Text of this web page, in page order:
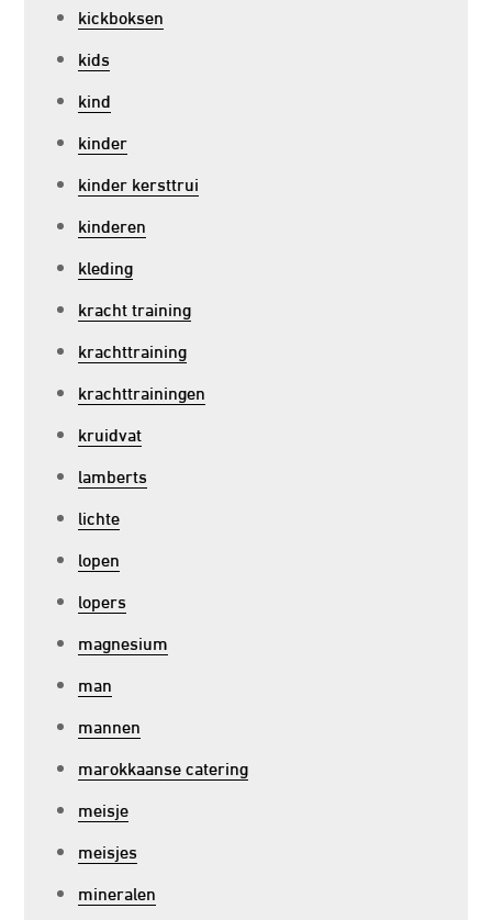
kickboksen
kids
kind
kinder
kinder kersttrui
kinderen
kleding
kracht training
krachttraining
krachttrainingen
kruidvat
lamberts
lichte
lopen
lopers
magnesium
man
mannen
marokkaanse catering
meisje
meisjes
mineralen